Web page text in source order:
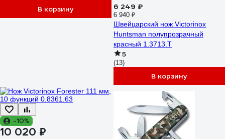
В корзину 6 249 ₽
6 940 ₽
Швейцарский нож Victorinox
Huntsman полупрозрачный
красный 1.3713.T
5
(13)
В корзину
-10%
10 020 ₽